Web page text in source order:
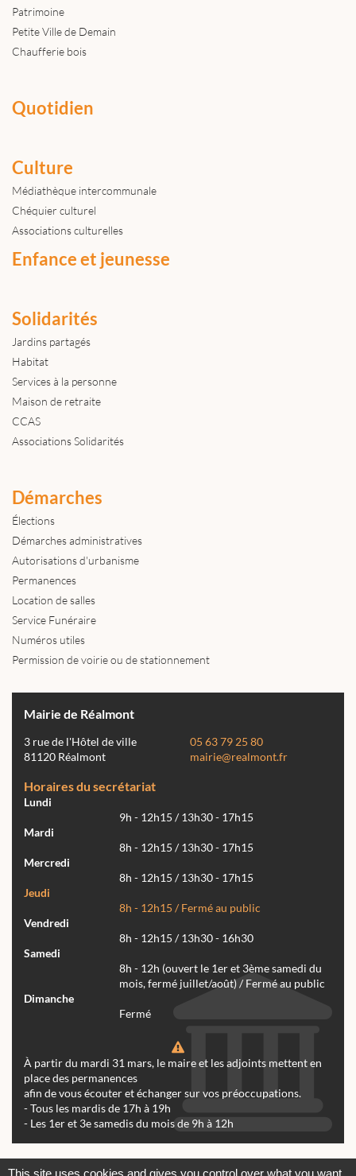
Patrimoine
Petite Ville de Demain
Chaufferie bois
Quotidien
Culture
Médiathèque intercommunale
Chéquier culturel
Associations culturelles
Enfance et jeunesse
Solidarités
Jardins partagés
Habitat
Services à la personne
Maison de retraite
CCAS
Associations Solidarités
Démarches
Élections
Démarches administratives
Autorisations d'urbanisme
Permanences
Location de salles
Service Funéraire
Numéros utiles
Permission de voirie ou de stationnement
Mairie de Réalmont
3 rue de l'Hôtel de ville
81120 Réalmont
05 63 79 25 80
mairie@realmont.fr
Horaires du secrétariat
Lundi
9h - 12h15 / 13h30 - 17h15
Mardi
8h - 12h15 / 13h30 - 17h15
Mercredi
8h - 12h15 / 13h30 - 17h15
Jeudi
8h - 12h15 / Fermé au public
Vendredi
8h - 12h15 / 13h30 - 16h30
Samedi
8h - 12h (ouvert le 1er et 3ème samedi du
mois, fermé juillet/août) / Fermé au public
Dimanche
Fermé
À partir du mardi 31 mars, le maire et les adjoints mettent en
place des permanences
afin de vous écouter et échanger sur vos préoccupations.
- Tous les mardis de 17h à 19h
- Les 1er et 3e samedis du mois de 9h à 12h
This site uses cookies and gives you control over what you want